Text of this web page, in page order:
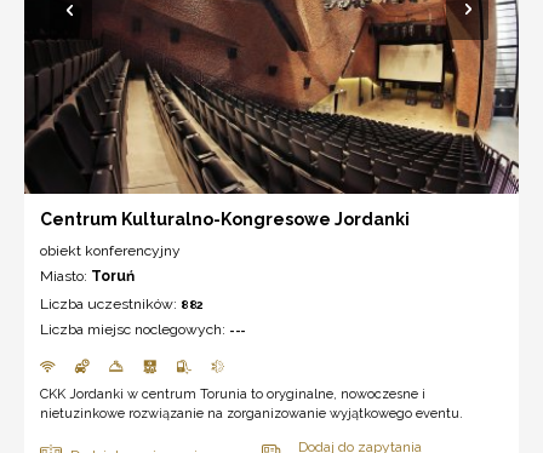
Centrum Kulturalno-Kongresowe Jordanki
obiekt konferencyjny
Miasto: Toruń
Liczba uczestników: 882
Liczba miejsc noclegowych: ---
CKK Jordanki w centrum Torunia to oryginalne, nowoczesne i
nietuzinkowe rozwiązanie na zorganizowanie wyjątkowego eventu.